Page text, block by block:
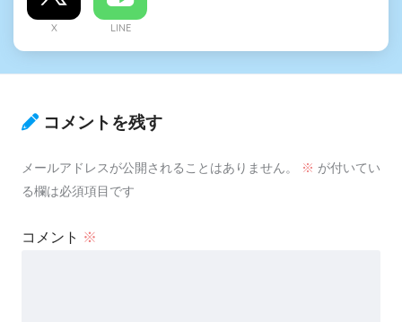
X LINE
コメントを残す
メールアドレスが公開されることはありません。 ※ が付いてい
る欄は必須項目です
コメント ※